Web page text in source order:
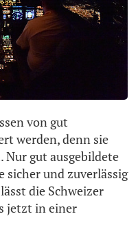
von gut
werden, denn sie
gut ausgebildete
sicher und zuverlässig
die Schweizer
jetzt in einer